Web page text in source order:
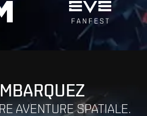
AVENTURE SPATIALE.